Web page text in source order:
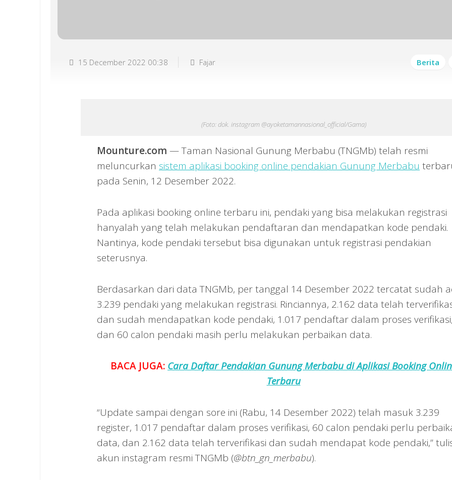
15 December 2022 00:38 Fajar Berita
(Foto: dok. instagram @ayoketamannasional_official/Gama)
Mounture.com — Taman Nasional Gunung Merbabu (TNGMb) telah resmi
meluncurkan sistem aplikasi booking online pendakian Gunung Merbabu
pada Senin, 12 Desember 2022.
Pada aplikasi booking online terbaru ini, pendaki yang bisa melakukan registrasi
hanyalah yang telah melakukan pendaftaran dan mendapatkan kode pendaki.
Nantinya, kode pendaki tersebut bisa digunakan untuk registrasi pendakian
seterusnya.
Berdasarkan dari data TNGMb, per tanggal 14 Desember 2022 tercatat sudah
3.239 pendaki yang melakukan registrasi. Rinciannya, 2.162 data telah
dan sudah mendapatkan kode pendaki, 1.017 pendaftar dalam proses
dan 60 calon pendaki masih perlu melakukan perbaikan data.
BACA JUGA: Cara Daftar Pendakian Gunung Merbabu di Aplikasi Booking
Terbaru
“Update sampai dengan sore ini (Rabu, 14 Desember 2022) telah masuk 3.239
register, 1.017 pendaftar dalam proses verifikasi, 60 calon pendaki perlu
data, dan 2.162 data telah terverifikasi dan sudah mendapat kode pendaki,”
akun instagram resmi TNGMb (@btn_gn_merbabu).